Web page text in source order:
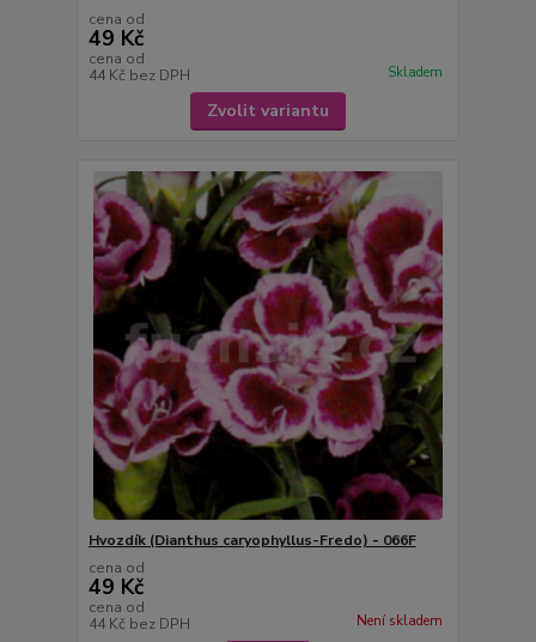
cena od
49 Kč
cena od
44 Kč bez DPH Skladem
Zvolit variantu
Hvozdík (Dianthus caryophyllus-Fredo) - 066F
cena od
49 Kč
cena od
44 Kč bez DPH Není skladem